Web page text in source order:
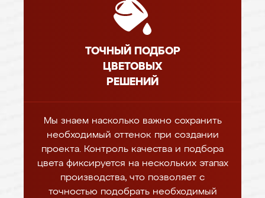
ТОЧНЫЙ ПОДБОР
ЦВЕТОВЫХ
РЕШЕНИЙ
Мы знаем насколько важно сохранить
необходимый оттенок при создании
проекта. Контроль качества и подбора
цвета фиксируется на нескольких этапах
производства, что позволяет с
точностью подобрать необходимый